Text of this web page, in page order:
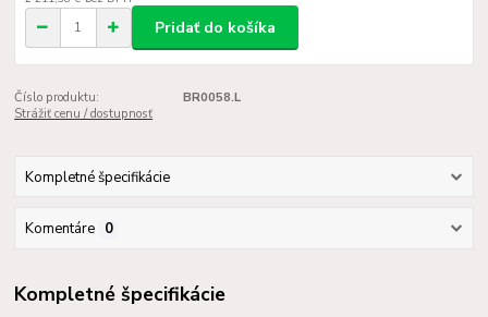
Pridať do košíka
Číslo produktu:
BR0058.L
Strážiť cenu / dostupnosť
Kompletné špecifikácie
Komentáre 0
Kompletné špecifikácie